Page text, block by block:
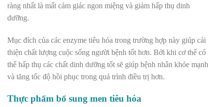
ràng nhất là mất cảm giác ngon miệng và giảm hấp thụ dinh
dưỡng.
Mục đích của các enzyme tiêu hóa trong trường hợp này giúp cải
thiện chất lượng cuộc sống người bệnh tốt hơn. Bởi khi cơ thể có
thể hấp thụ các chất dinh dưỡng tốt sẽ giúp bệnh nhân khỏe mạnh
và tăng tốc độ hồi phục trong quá trình điều trị hơn.
Thực phẩm bổ sung men tiêu hóa